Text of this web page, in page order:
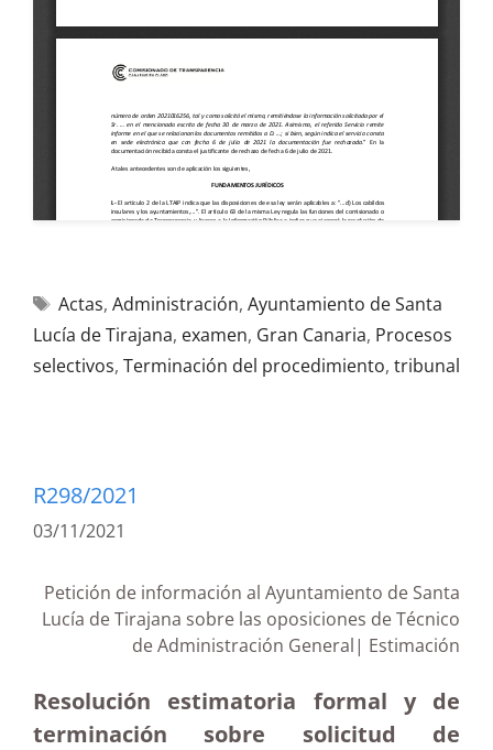
Actas, Administración, Ayuntamiento de Santa
Lucía de Tirajana, examen, Gran Canaria, Procesos
selectivos, Terminación del procedimiento, tribunal
R298/2021
03/11/2021
Petición de información al Ayuntamiento de Santa
Lucía de Tirajana sobre las oposiciones de Técnico
de Administración General| Estimación
Resolución estimatoria formal y de
terminación sobre solicitud de